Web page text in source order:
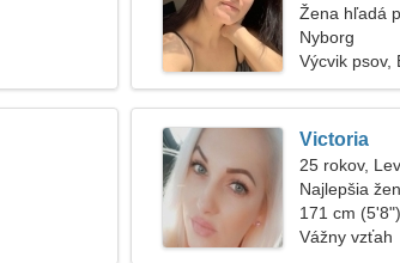
Žena hľadá
Nyborg
Výcvik psov,
Victoria
25 rokov, Lev
Najlepšia
171 cm
Vážny vzťah